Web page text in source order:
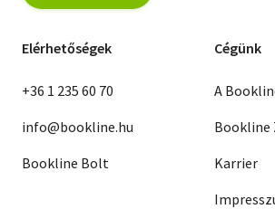
Elérhetőségek
+36 1 235 60 70
info@bookline.hu
Bookline Bolt
Cégünk
A
Bookline
Karrier